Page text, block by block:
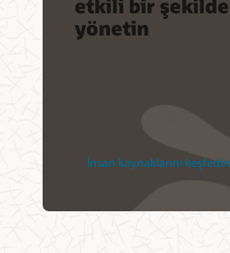
etkili bir şekilde
yönetin
İnsan kaynaklarını keşfedin